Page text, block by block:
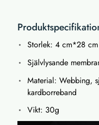
Storlek: 4 cm*28
Självlysande
Material: Webbing,
kardborreband
Vikt: 30g